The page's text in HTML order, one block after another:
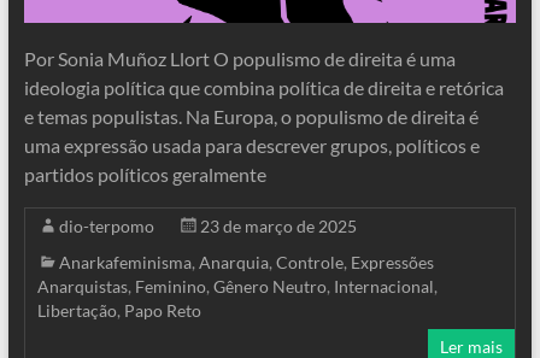
Por Sonia Muñoz Llort O populismo de direita é uma
ideologia política que combina política de direita e retórica
e temas populistas. Na Europa, o populismo de direita é
uma expressão usada para descrever grupos, políticos e
partidos políticos geralmente
dio-terpomo
23 de março de 2025
Anarkafeminisma, Anarquia, Controle, Expressões
Anarquistas, Feminino, Gênero Neutro, Internacional,
Libertação, Papo Reto
Ler mais